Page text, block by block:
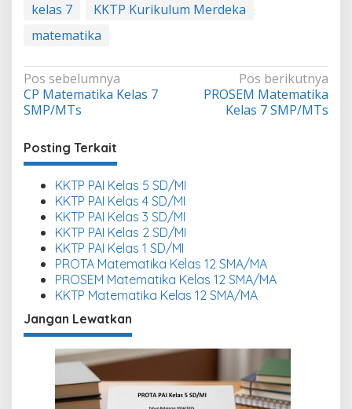
kelas 7
KKTP Kurikulum Merdeka
matematika
Navigasi
pos
Pos sebelumnya
CP Matematika Kelas 7
SMP/MTs
Pos berikutnya
PROSEM Matematika
Kelas 7 SMP/MTs
Posting Terkait
KKTP PAI Kelas 5 SD/MI
KKTP PAI Kelas 4 SD/MI
KKTP PAI Kelas 3 SD/MI
KKTP PAI Kelas 2 SD/MI
KKTP PAI Kelas 1 SD/MI
PROTA Matematika Kelas 12 SMA/MA
PROSEM Matematika Kelas 12 SMA/MA
KKTP Matematika Kelas 12 SMA/MA
Jangan Lewatkan